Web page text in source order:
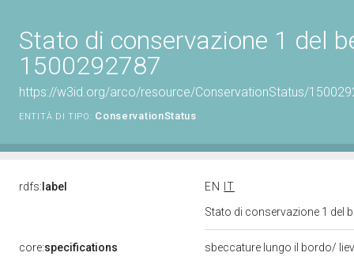
Stato di conservazione 1 del
1500292787
https://w3id.org/arco/resource/ConservationStatus/
ENTITÀ DI TIPO: ConservationStatus
rdfs: label EN
IT
Stato di conservazione 1 del
core:specifications sbeccature lungo il bordo/